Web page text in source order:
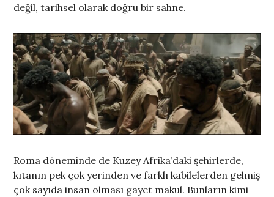
değil, tarihsel olarak doğru bir sahne.
Roma döneminde de Kuzey Afrika’daki şehirlerde,
kıtanın pek çok yerinden ve farklı kabilelerden gelmiş
çok sayıda insan olması gayet makul. Bunların kimi